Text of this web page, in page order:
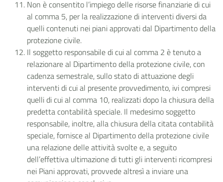
Non è consentito l’impiego delle risorse finanziarie di cui
al comma 5, per la realizzazione di interventi diversi da
quelli contenuti nei piani approvati dal Dipartimento della
protezione civile.
Il soggetto responsabile di cui al comma 2 è tenuto a
relazionare al Dipartimento della protezione civile, con
cadenza semestrale, sullo stato di attuazione degli
interventi di cui al presente provvedimento, ivi compresi
quelli di cui al comma 10, realizzati dopo la chiusura della
predetta contabilità speciale. Il medesimo soggetto
responsabile, inoltre, alla chiusura della citata contabilità
speciale, fornisce al Dipartimento della protezione civile
una relazione delle attività svolte e, a seguito
dell’effettiva ultimazione di tutti gli interventi ricompresi
nei Piani approvati, provvede altresì a inviare una